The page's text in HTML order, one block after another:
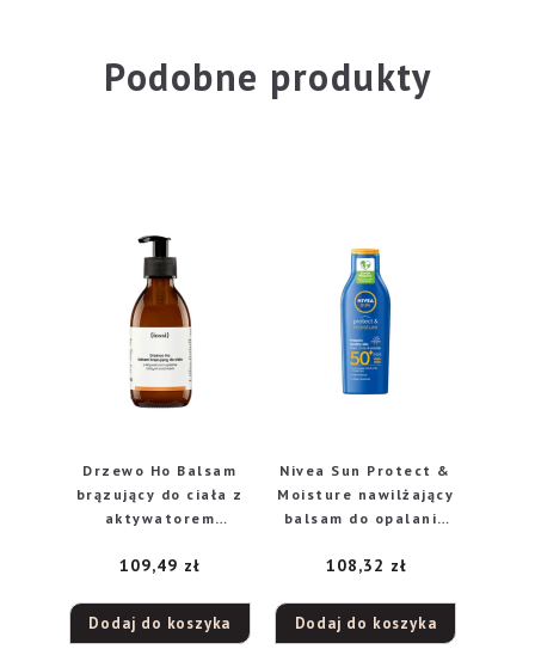
Podobne produkty
Drzewo Ho Balsam
brązujący do ciała z
aktywatorem
drobinkami, 190 ml
109,49 zł
Dodaj do koszyka
Nivea Sun Protect &
Moisture nawilżający
balsam do opalania
108,32 zł
Dodaj do koszyka